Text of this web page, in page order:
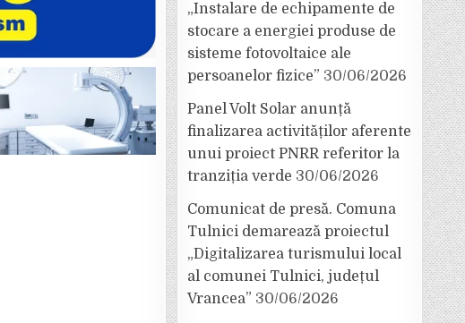
„Instalare de echipamente de
stocare a energiei produse de
sisteme fotovoltaice ale
persoanelor fizice” 30/06/2026
Panel Volt Solar anunță
finalizarea activităților aferente
unui proiect PNRR referitor la
tranziția verde 30/06/2026
Comunicat de presă. Comuna
Tulnici demarează proiectul
„Digitalizarea turismului local
al comunei Tulnici, județul
Vrancea” 30/06/2026